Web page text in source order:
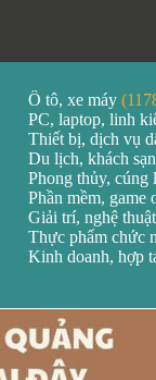
Ô tô, xe máy
PC, laptop, linh
Thiết bị, dịch vụ
Du lịch, khách
Phong thủy, cúng
Phần mềm, game
Giải trí, nghệ
Thực phẩm chức
Kinh doanh, hợp